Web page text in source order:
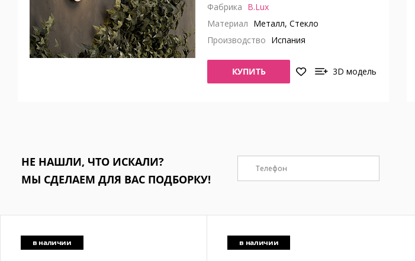
Фабрика B.Lux
Материал Металл, Стекло
Производство Испания
КУПИТЬ 3D модель
НЕ НАШЛИ, ЧТО ИСКАЛИ?
МЫ СДЕЛАЕМ ДЛЯ ВАС ПОДБОРКУ!
в наличии в наличии